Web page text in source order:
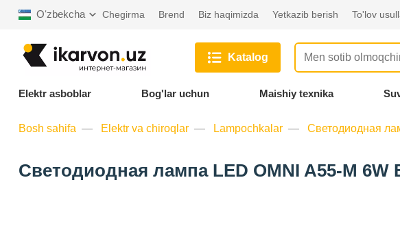
Oʻzbekcha Chegirma Brend Biz haqimizda Yetkazib berish To'lov
Katalog
Elektr asboblar Bog'lar uchun Maishiy texnika
Bosh sahifa Elektr va chiroqlar Lampochkalar Светодиодная
Светодиодная лампа LED OMNI A55-M 6W